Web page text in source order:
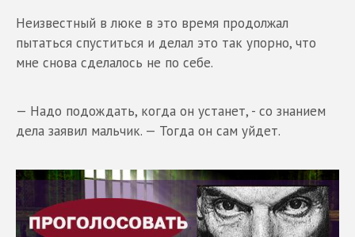
Неизвестный в люке в это время продолжал
пытаться спуститься и делал это так упорно, что
мне снова сделалось не по себе.
— Надо подождать, когда он устанет, - со знанием
дела заявил мальчик. — Тогда он сам уйдет.